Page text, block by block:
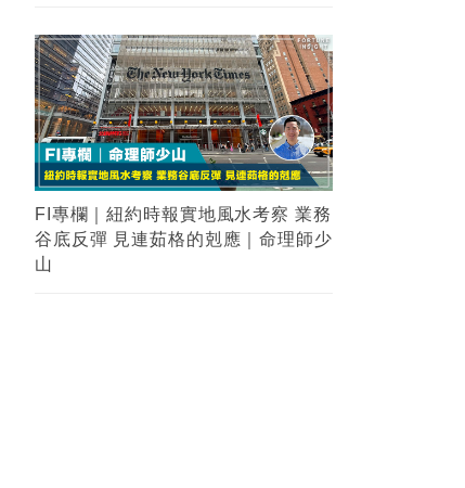
FI專欄｜紐約時報實地風水考察 業務
谷底反彈 見連茹格的剋應｜命理師少
山